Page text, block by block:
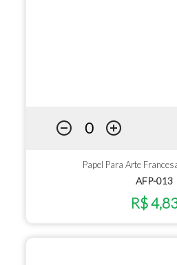
Papel Para Arte
AFP-013
R$